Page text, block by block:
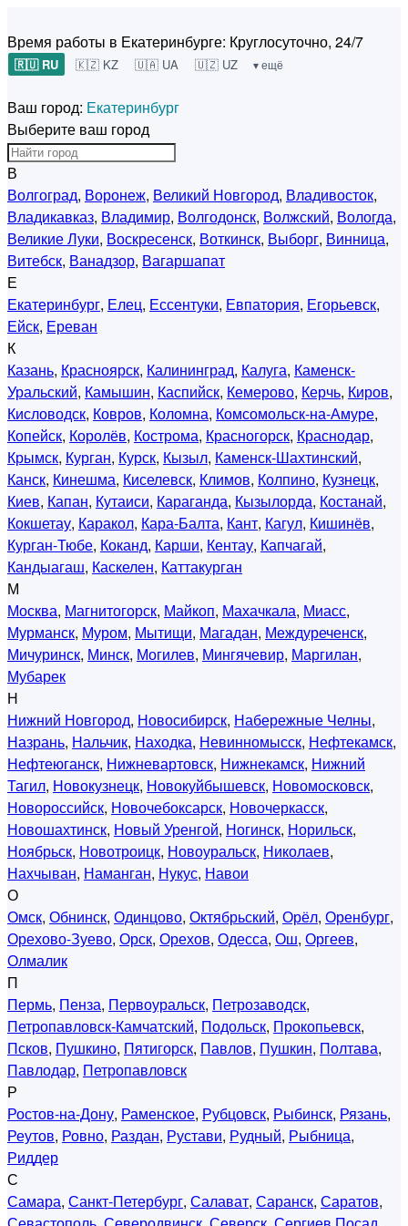
Время работы в Екатеринбурге: Круглосуточно, 24/7
🇷🇺 RU 🇰🇿 KZ 🇺🇦 UA 🇺🇿 UZ ▾ ещё
Ваш город: Екатеринбург
Выберите ваш город
В
Волгоград, Воронеж, Великий Новгород, Владивосток,
Владикавказ, Владимир, Волгодонск, Волжский, Вологда,
Великие Луки, Воскресенск, Воткинск, Выборг, Винница,
Витебск, Ванадзор, Вагаршапат
Е
Екатеринбург, Елец, Ессентуки, Евпатория, Егорьевск,
Ейск, Ереван
К
Казань, Красноярск, Калининград, Калуга, Каменск-
Уральский, Камышин, Каспийск, Кемерово, Керчь, Киров,
Кисловодск, Ковров, Коломна, Комсомольск-на-Амуре,
Копейск, Королёв, Кострома, Красногорск, Краснодар,
Крымск, Курган, Курск, Кызыл, Каменск-Шахтинский,
Канск, Кинешма, Киселевск, Климов, Колпино, Кузнецк,
Киев, Капан, Кутаиси, Караганда, Кызылорда, Костанай,
Кокшетау, Каракол, Кара-Балта, Кант, Кагул, Кишинёв,
Курган-Тюбе, Коканд, Карши, Кентау, Капчагай,
Кандыагаш, Каскелен, Каттакурган
М
Москва, Магнитогорск, Майкоп, Махачкала, Миасс,
Мурманск, Муром, Мытищи, Магадан, Междуреченск,
Мичуринск, Минск, Могилев, Мингячевир, Маргилан,
Мубарек
Н
Нижний Новгород, Новосибирск, Набережные Челны,
Назрань, Нальчик, Находка, Невинномысск, Нефтекамск,
Нефтеюганск, Нижневартовск, Нижнекамск, Нижний
Тагил, Новокузнецк, Новокуйбышевск, Новомосковск,
Новороссийск, Новочебоксарск, Новочеркасск,
Новошахтинск, Новый Уренгой, Ногинск, Норильск,
Ноябрьск, Новотроицк, Новоуральск, Николаев,
Нахчыван, Наманган, Нукус, Навои
О
Омск, Обнинск, Одинцово, Октябрьский, Орёл, Оренбург,
Орехово-Зуево, Орск, Орехов, Одесса, Ош, Оргеев,
Олмалик
П
Пермь, Пенза, Первоуральск, Петрозаводск,
Петропавловск-Камчатский, Подольск, Прокопьевск,
Псков, Пушкино, Пятигорск, Павлов, Пушкин, Полтава,
Павлодар, Петропавловск
Р
Ростов-на-Дону, Раменское, Рубцовск, Рыбинск, Рязань,
Реутов, Ровно, Раздан, Рустави, Рудный, Рыбница,
Риддер
С
Самара, Санкт-Петербург, Салават, Саранск, Саратов,